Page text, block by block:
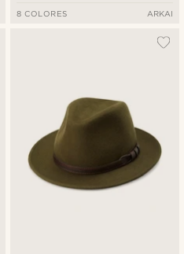
8 COLORES ARKAI